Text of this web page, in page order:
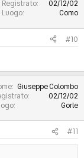
Registrato
02/12/02
Luogo
Como
#10
Giuseppe Colombo
02/12/02
Gorle
#11